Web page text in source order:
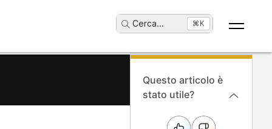
Cerca... ⌘K
Questo articolo è
stato utile?